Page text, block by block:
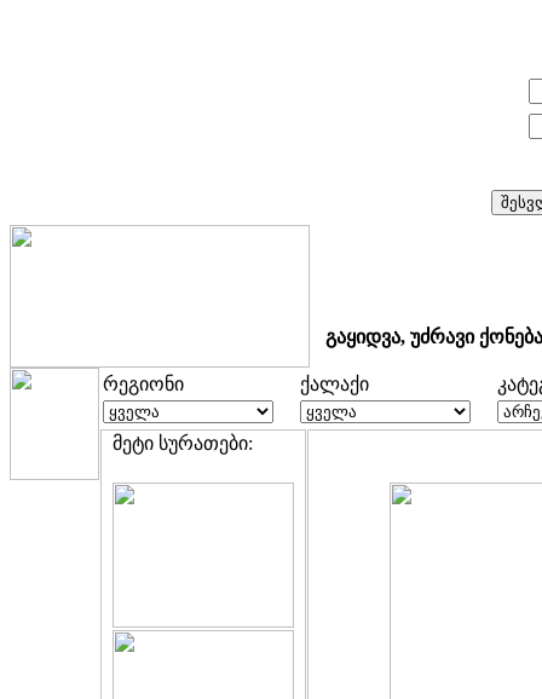
გაყიდვა, უძრავი
რეგიონი ქალაქი
მეტი სურათები: